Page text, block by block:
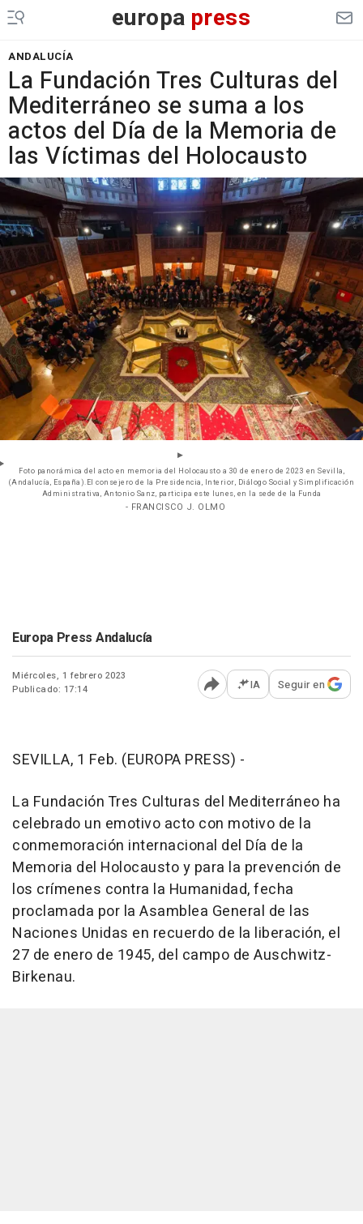
europa press
ANDALUCÍA
La Fundación Tres Culturas del
Mediterráneo se suma a los
actos del Día de la Memoria de
las Víctimas del Holocausto
Foto panorámica del acto en memoria del Holocausto a 30 de enero de 2023 en Sevilla,
(Andalucía, España).El consejero de la Presidencia, Interior, Diálogo Social y Simplificación
Administrativa, Antonio Sanz, participa este lunes, en la sede de la Funda
- FRANCISCO J. OLMO
Europa Press Andalucía
Miércoles, 1 febrero 2023
Publicado: 17:14
Abrir opciones para
IA Seguir en
SEVILLA, 1 Feb. (EUROPA PRESS) -
La Fundación Tres Culturas del Mediterráneo ha
celebrado un emotivo acto con motivo de la
conmemoración internacional del Día de la
Memoria del Holocausto y para la prevención de
los crímenes contra la Humanidad, fecha
proclamada por la Asamblea General de las
Naciones Unidas en recuerdo de la liberación, el
27 de enero de 1945, del campo de Auschwitz-
Birkenau.